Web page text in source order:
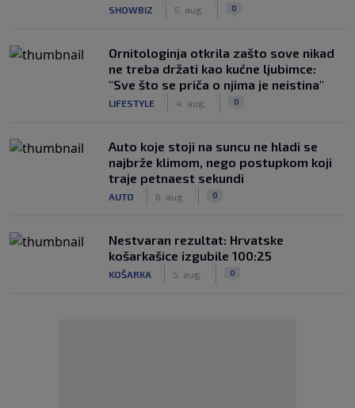
SHOWBIZ 5. aug. 0
Ornitologinja otkrila zašto sove nikad
ne treba držati kao kućne ljubimce:
"Sve što se priča o njima je neistina"
LIFESTYLE 4. aug. 0
Auto koje stoji na suncu ne hladi se
najbrže klimom, nego postupkom koji
traje petnaest sekundi
AUTO 6. aug. 0
Nestvaran rezultat: Hrvatske
košarkašice izgubile 100:25
KOŠARKA 5. aug. 0